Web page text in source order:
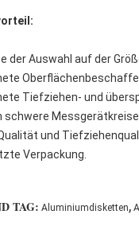
der Auswahl auf der
Tiefziehen- und
schwere
und
Verpackung.
TAG: Aluminiumdisketten,